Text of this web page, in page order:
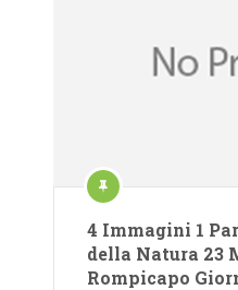
4 Immagini 1
della Natura 23
Rompicapo